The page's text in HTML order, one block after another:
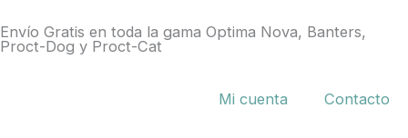
al
contenido
Envío Gratis en toda la gama Optima Nova, Banters,
Proct-Dog y Proct-Cat
Mi cuenta Contacto